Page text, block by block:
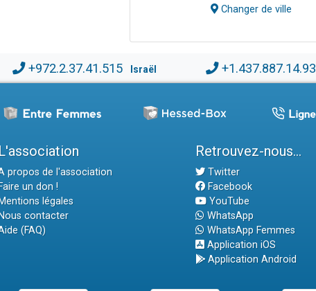
Changer de ville
+972.2.37.41.515 Israël +1.437.887.14.93
L'association
propos de l'association
Faire un don !
Mentions légales
Nous contacter
(FAQ)
Retrouvez-nous...
Twitter
Facebook
YouTube
WhatsApp
WhatsApp Femmes
Application iOS
Application Android